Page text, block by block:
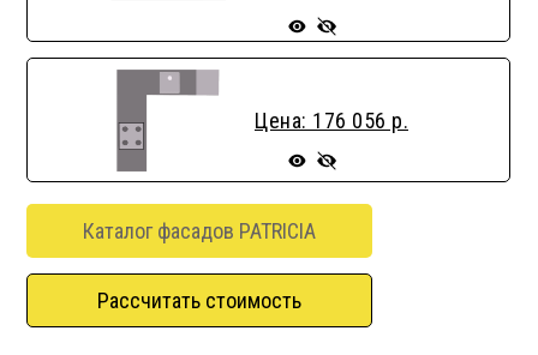
Цена: 176 056 р.
Каталог фасадов PATRICIA
Рассчитать стоимость